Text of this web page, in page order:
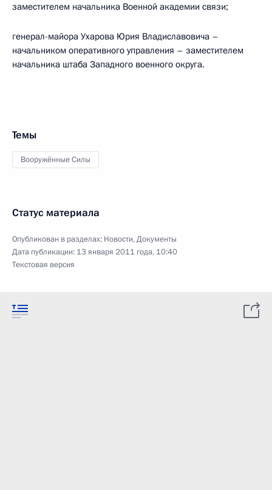
заместителем начальника Военной академии связи;
генерал-майора Ухарова Юрия Владиславовича –
начальником оперативного управления – заместителем
начальника штаба Западного военного округа.
Темы
Вооружённые Силы
Статус материала
Опубликован в разделах: Новости,Документы
Дата публикации: 13 января 2011 года, 10:40
Текстовая версия